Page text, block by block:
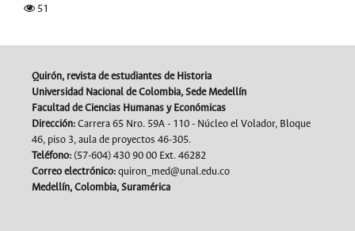
51
Quirón, revista de estudiantes de Historia
Universidad Nacional de Colombia, Sede Medellín
Facultad de Ciencias Humanas y Económicas
Dirección: Carrera 65 Nro. 59A - 110 - Núcleo el Volador, Bloque
46, piso 3, aula de proyectos 46-305.
Teléfono: (57-604) 430 90 00 Ext. 46282
Correo electrónico: quiron_med@unal.edu.co
Medellín, Colombia, Suramérica